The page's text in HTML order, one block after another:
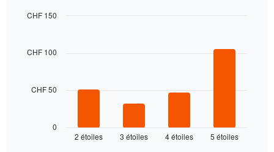
moyen
Sur
indiquent
with
dessous
2 étoiles 3 étoiles 4 étoiles 5 étoiles
0
CHF 50
CHF 100
CHF 150